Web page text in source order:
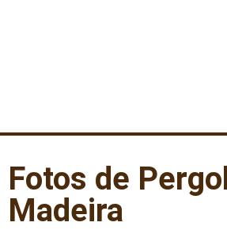
Fotos de
Madeira